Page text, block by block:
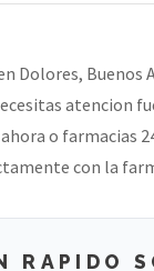
Dolores, Buenos
atencion
o farmacias
con la
RAPIDO